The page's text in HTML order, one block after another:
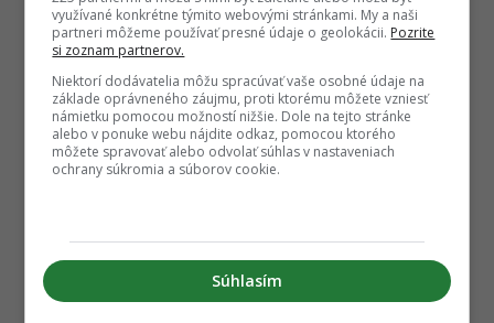
využívané konkrétne týmito webovými stránkami. My a naši
partneri môžeme používať presné údaje o geolokácii. Pozrite
si zoznam partnerov.
Niektorí dodávatelia môžu spracúvať vaše osobné údaje na
základe oprávneného záujmu, proti ktorému môžete vzniesť
námietku pomocou možností nižšie. Dole na tejto stránke
alebo v ponuke webu nájdite odkaz, pomocou ktorého
môžete spravovať alebo odvolať súhlas v nastaveniach
ochrany súkromia a súborov cookie.
Súhlasím